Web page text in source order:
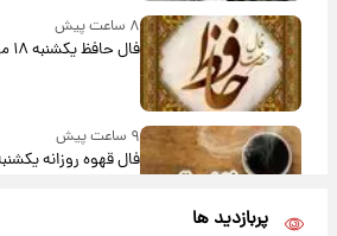
۸ ساعت پیش
فال حافظ یکشنبه ۱۸ مرداد ماه ۱۴۰۵
۹ ساعت پیش
فال قهوه روزانه یکشنبه ۱۸ مرداد ماه
پربازدید ها